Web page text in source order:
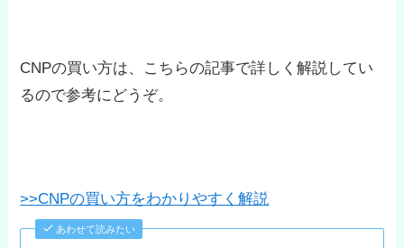
CNPの買い方は、こちらの記事で詳しく解説してい
るので参考にどうぞ。
>>CNPの買い方をわかりやすく解説
あわせて読みたい